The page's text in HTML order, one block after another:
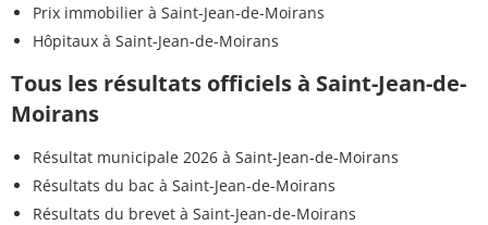
Prix immobilier à Saint-Jean-de-Moirans
Hôpitaux à Saint-Jean-de-Moirans
Tous les résultats officiels à Saint-Jean-de-
Moirans
Résultat municipale 2026 à Saint-Jean-de-Moirans
Résultats du bac à Saint-Jean-de-Moirans
Résultats du brevet à Saint-Jean-de-Moirans